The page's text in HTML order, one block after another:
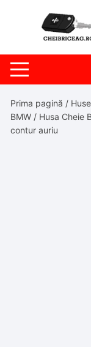
Prima pagină /
BMW / Husa Cheie
contur auriu